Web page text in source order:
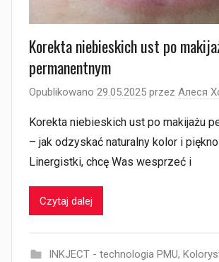
Korekta niebieskich ust po
permanentnym
Opublikowano 29.05.2025 przez Алеся
Korekta niebieskich ust po makijażu
– jak odzyskać naturalny kolor i
Linergistki, chcę Was wesprzeć i
Czytaj dalej
INKJECT - technologia PMU,